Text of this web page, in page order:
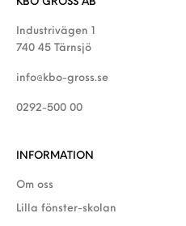
Industrivägen 1
740 45 Tärnsjö
info@kbo-gross.se
0292-500 00
INFORMATION
Om oss
Lilla fönster-skolan